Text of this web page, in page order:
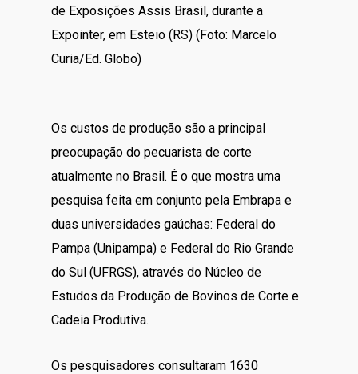
de Exposições Assis Brasil, durante a
Expointer, em Esteio (RS) (Foto: Marcelo
Curia/Ed. Globo)
Os custos de produção são a principal
preocupação do pecuarista de corte
atualmente no Brasil. É o que mostra uma
pesquisa feita em conjunto pela Embrapa e
duas universidades gaúchas: Federal do
Pampa (Unipampa) e Federal do Rio Grande
do Sul (UFRGS), através do Núcleo de
Estudos da Produção de Bovinos de Corte e
Cadeia Produtiva.
Os pesquisadores consultaram 1630